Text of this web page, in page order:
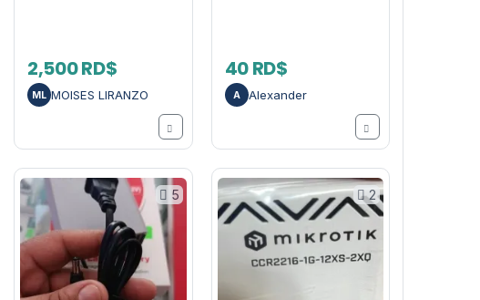
2,500 RD$
ML MOISES LIRANZO
40 RD$
A Alexander
5 2